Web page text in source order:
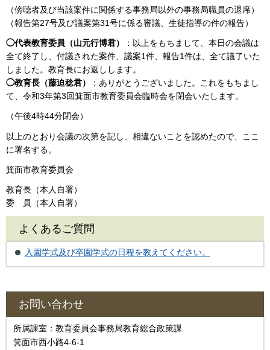
（傍聴者及び当該案件に関係する事務局以外の事務局職員の退席）
（報告第27号及び議案第31号に係る審議、生徒指導の件の報告）
◯代表教育委員（山元行博君）
：以上をもちまして、本日の会議は
全て終了し、付議された案件、議案1件、報告1件は、全て議了いた
しました。教育長にお返しします。
◯教育長（藤迫稔君）
：ありがとうございました。これをもちまし
て、令和3年第3回箕面市教育委員会臨時会を閉会いたします。
（午後4時44分閉会）
以上のとおり会議の次第を記し、相違ないことを認めたので、ここ
に署名する。
箕面市教育委員会
教育長（本人自署）
委 員（本人自署）
よくあるご質問
入園学式及び卒園学式の日程を教えてください。
お問い合わせ
所属課室：教育委員会事務局教育総合政策課
箕面市西小路4‐6‐1